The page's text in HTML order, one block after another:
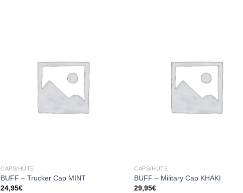
CAPS/HÜTE
BUFF – Trucker Cap MINT
24,95€
CAPS/HÜTE
BUFF – Military Cap KHAKI
29,95€